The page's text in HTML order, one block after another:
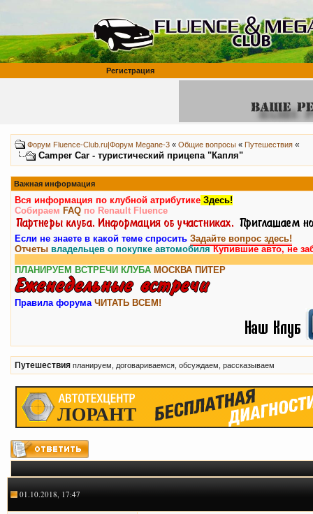
Регистрация
Форум Fluence-Club.ru|Форум Megane-3 « Общие вопросы « Путешествия «
Camper Car - туристический прицепа "Капля"
Важная информация
Вся информация по клубной атрибутике Здесь!
Собираем FAQ по Renault Fluence
Если не знаете в какой теме спросить Задайте вопрос здесь!
Отчеты владельцев о покупке автомобиляКупившие авто, не
ПЛАНИРУЕМ ВСТРЕЧИ КЛУБА МОСКВА ПИТЕР
Правила форума ЧИТАТЬ ВСЕМ!
Путешествия планируем, договариваемся, обсуждаем, рассказываем
01.10.2018, 17:47